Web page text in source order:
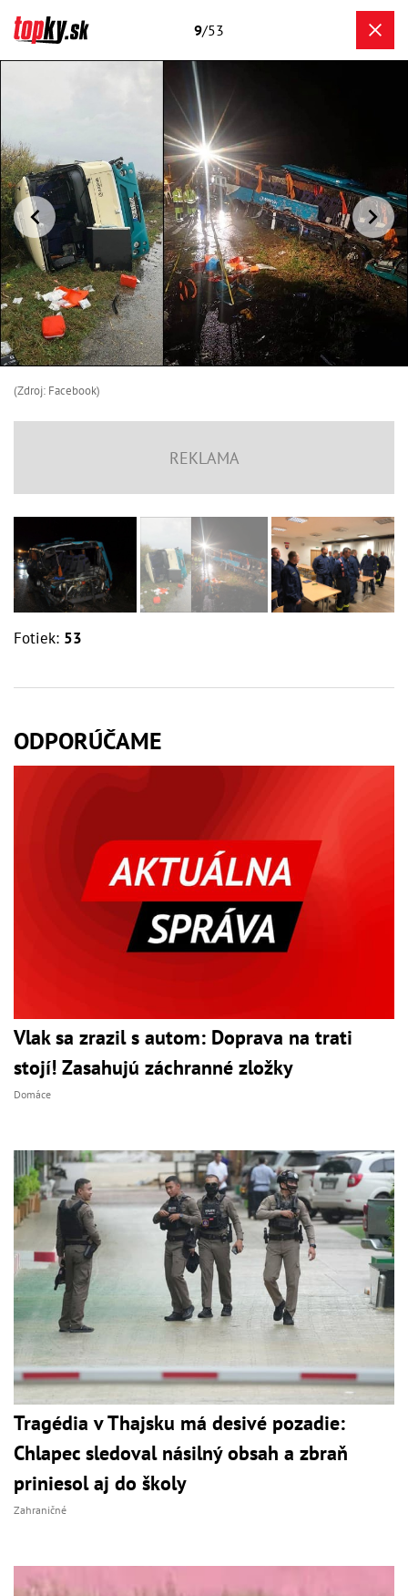
9/53
(Zdroj: Facebook)
Fotiek: 53
ODPORÚČAME
Vlak sa zrazil s autom: Doprava na trati
stojí! Zasahujú záchranné zložky
Domáce
Tragédia v Thajsku má desivé pozadie:
Chlapec sledoval násilný obsah a zbraň
priniesol aj do školy
Zahraničné